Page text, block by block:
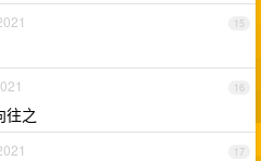
15
16
往之
17